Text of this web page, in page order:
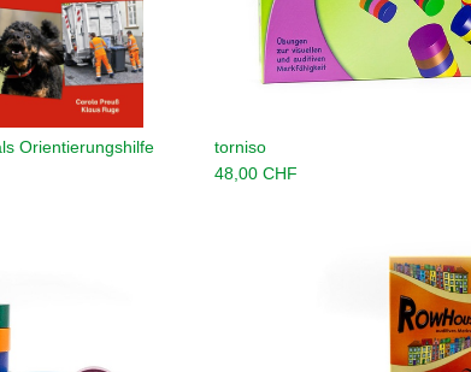
legen
Orientierungshilfe
torniso
48,00 CHF